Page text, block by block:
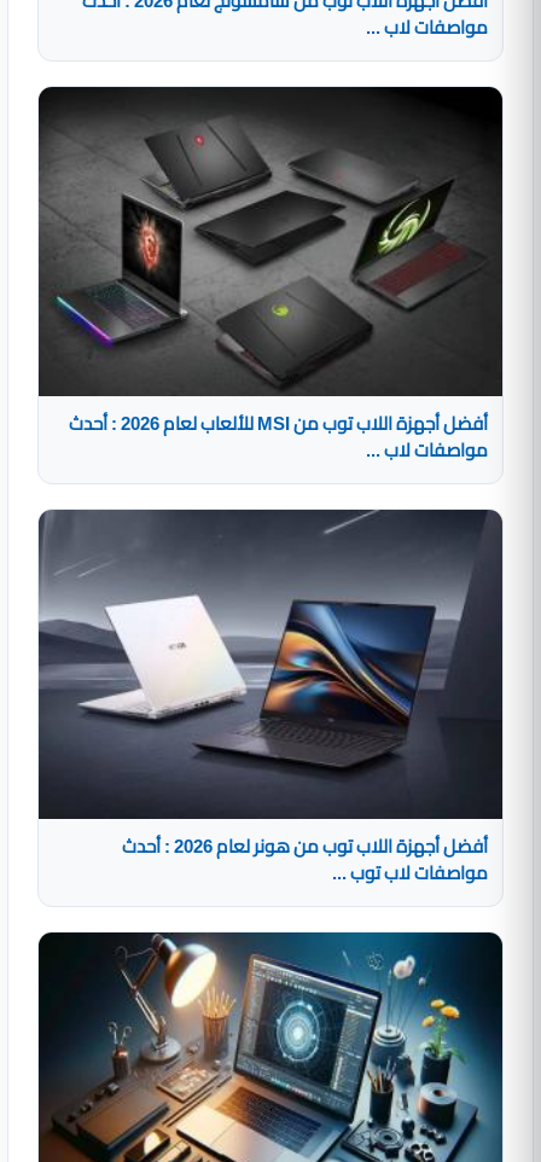
مواصفات لاب ...
أفضل أجهزة اللاب توب من MSI للألعاب لعام 2026 : أحدث
مواصفات لاب ...
أفضل أجهزة اللاب توب من هونر لعام 2026 : أحدث
مواصفات لاب توب ...